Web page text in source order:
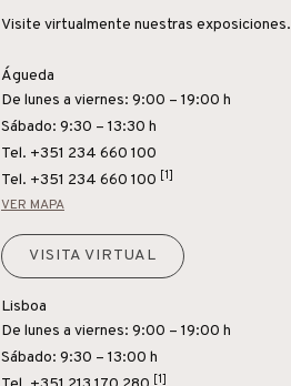
Visite virtualmente nuestras exposiciones.
Águeda
De lunes a viernes: 9:00 – 19:00 h
Sábado: 9:30 – 13:30 h
Tel. +351 234 660 100
Tel. +351 234 660 100 [1]
VER MAPA
VISITA VIRTUAL
Lisboa
De lunes a viernes: 9:00 – 19:00 h
Sábado: 9:30 – 13:00 h
[1]